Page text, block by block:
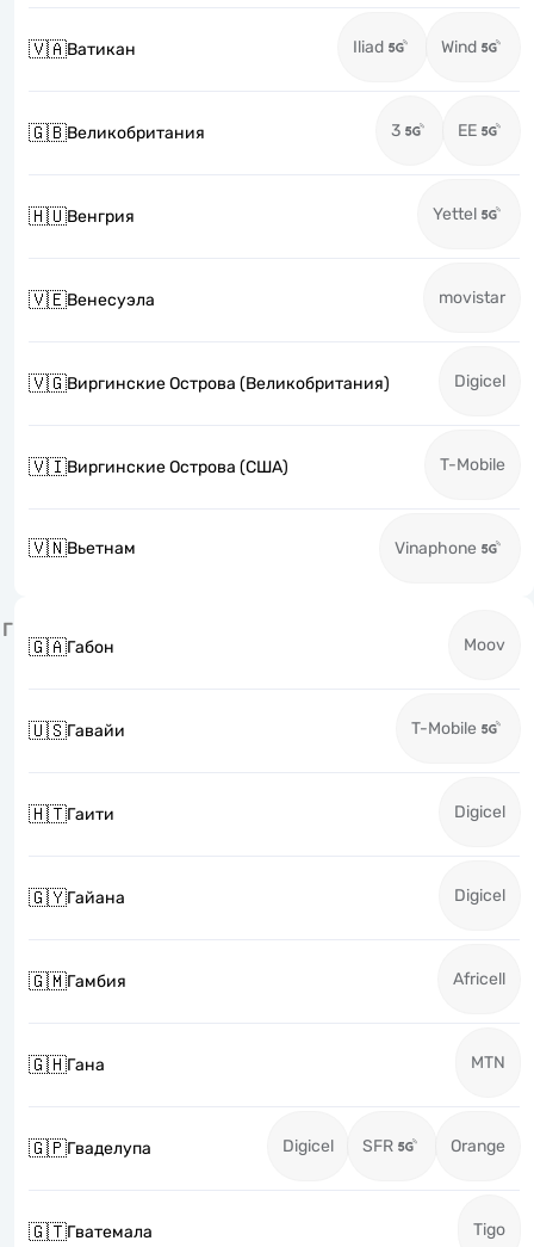
🇻🇦Ватикан Iliad Wind
🇬🇧Великобритания 3 EE
🇭🇺Венгрия Yettel
🇻🇪Венесуэла movistar
🇻🇬Виргинские Острова (Великобритания) Digicel
🇻🇮Виргинские Острова (США) T-Mobile
🇻🇳Вьетнам Vinaphone
Г
🇬🇦Габон Moov
🇺🇸Гавайи T-Mobile
🇭🇹Гаити Digicel
🇬🇾Гайана Digicel
🇬🇲Гамбия Africell
🇬🇭Гана MTN
🇬🇵Гваделупа Digicel SFR Orange
🇬🇹Гватемала Tigo